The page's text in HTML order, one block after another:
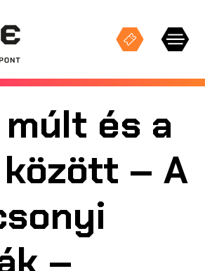
Keresés
és a
– A